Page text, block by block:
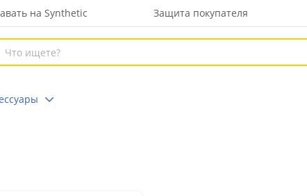
на Synthetic Защита покупателя